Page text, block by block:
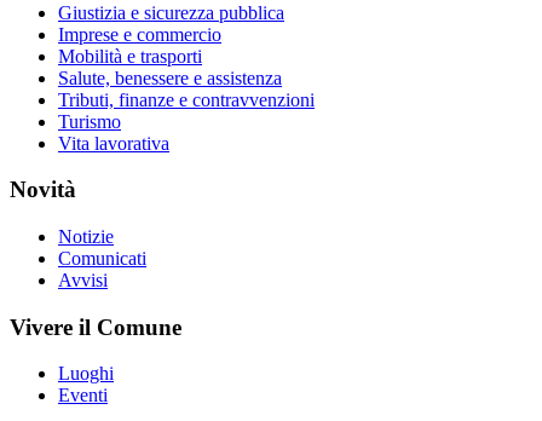
Giustizia e sicurezza pubblica
Imprese e commercio
Mobilità e trasporti
Salute, benessere e assistenza
Tributi, finanze e contravvenzioni
Turismo
Vita lavorativa
Novità
Notizie
Comunicati
Avvisi
Vivere il Comune
Luoghi
Eventi